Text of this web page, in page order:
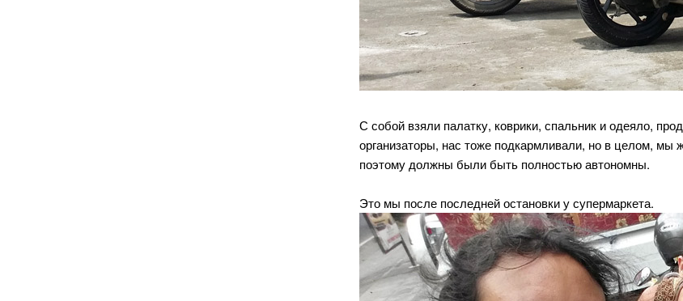
С собой взяли палатку, коврики, спальник и одеяло,
организаторы, нас тоже подкармливали, но в целом, мы
поэтому должны были быть полностью автономны.
Это мы после последней остановки у супермаркета.